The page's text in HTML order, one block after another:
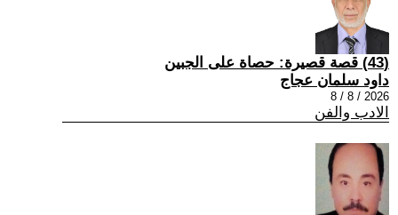
(43) قصة قصيرة: حصاة على الجبين
داود سلمان عجاج
2026 / 8 / 8
الادب والفن